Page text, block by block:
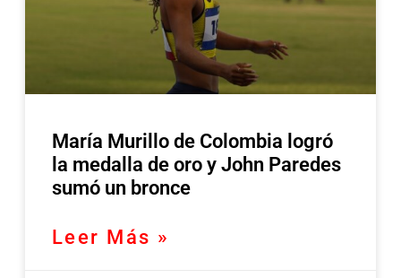
María Murillo de Colombia logró
la medalla de oro y John Paredes
sumó un bronce
Leer Más »